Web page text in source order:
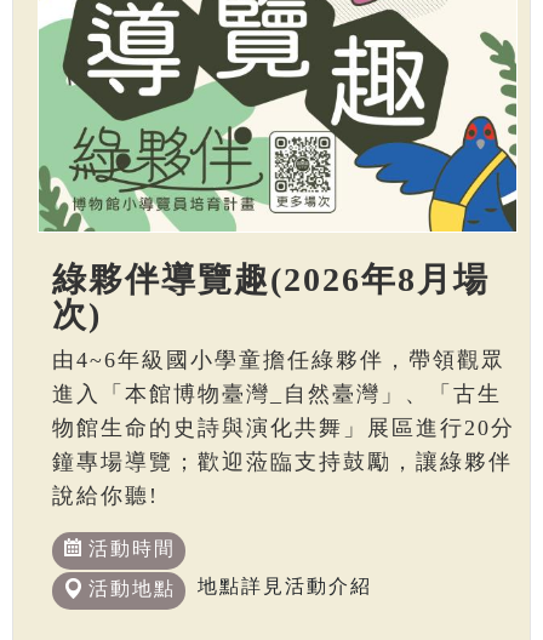
綠夥伴導覽趣(2026年8月場
次)
由4~6年級國小學童擔任綠夥伴，帶領觀眾
進入「本館博物臺灣_自然臺灣」、「古生
物館生命的史詩與演化共舞」展區進行20分
鐘專場導覽；歡迎蒞臨支持鼓勵，讓綠夥伴
說給你聽!
活動時間
活動地點
地點詳見活動介紹